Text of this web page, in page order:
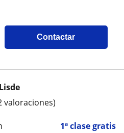
Contactar
1ª clase gratis
valoraciones)